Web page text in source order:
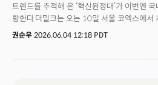
트렌드를 추적해 온 ‘혁신원정대’가 이번엔
향한다.더밀크는 오는 10일 서울 코엑스에서
(STK) 2026' 현장에서 '혁신원정대 라이브'를
해부한다. 👉 더밀크 유튜브채널 바로가기 🚀
권순우 2026.06.04 12:18 PDT